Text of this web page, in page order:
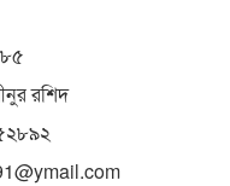
৮৫
রশিদ